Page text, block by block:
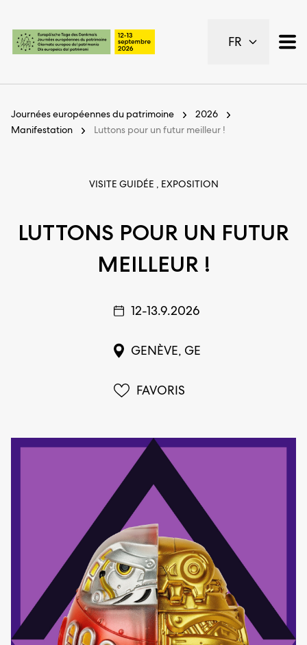
Pages importantes
Page d’accueil
Contenu
Plan du site
FR
Journées européennes du patrimoine
2026
Manifestation
Luttons pour un futur meilleur !
VISITE GUIDÉE , EXPOSITION
LUTTONS POUR UN FUTUR
MEILLEUR !
12-13.9.2026
GENÈVE, GE
FAVORIS